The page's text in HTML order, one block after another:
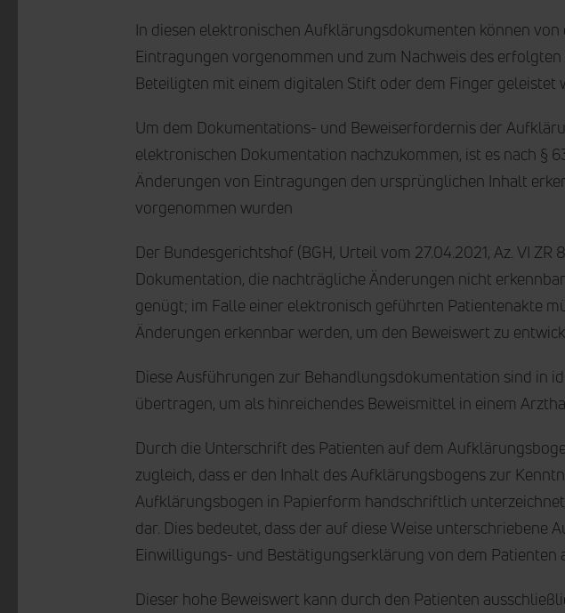
In diesen elektronischen Aufklärungsdokumenten können
Eintragungen vorgenommen und zum Nachweis des
Beteiligten mit einem digitalen Stift oder dem Finger geleistet
Um dem Dokumentations- und Beweiserfordernis der
elektronischen Dokumentation nachzukommen, ist es nach §
Änderungen von Eintragungen den ursprünglichen Inhalt
vorgenommen wurden
Der Bundesgerichtshof (BGH, Urteil vom 27.04.2021, Az. VI
Dokumentation, die nachträgliche Änderungen nicht
genügt; im Falle einer elektronisch geführten Patientenakte
Änderungen erkennbar werden, um den Beweiswert zu
Diese Ausführungen zur Behandlungsdokumentation sind in
übertragen, um als hinreichendes Beweismittel in einem
Durch die Unterschrift des Patienten auf dem
zugleich, dass er den Inhalt des Aufklärungsbogens zur
Aufklärungsbogen in Papierform handschriftlich
dar. Dies bedeutet, dass der auf diese Weise
Einwilligungs- und Bestätigungserklärung von dem Patienten
Dieser hohe Beweiswert kann durch den Patienten